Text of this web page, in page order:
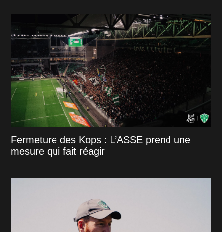
Fermeture des Kops : L’ASSE prend une
mesure qui fait réagir